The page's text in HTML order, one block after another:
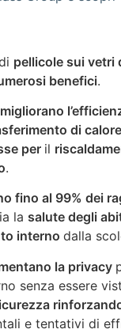
pellicole sui vetri
benefici.
migliorano
di calore
per il
.
fino al 99% dei
la salute degli
internodalla
la privacy
senza essere
e tentativi di